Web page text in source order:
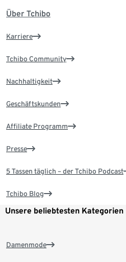
Über Tchibo
Karriere
Tchibo Community
Nachhaltigkeit
Geschäftskunden
Affiliate Programm
Presse
5 Tassen täglich – der Tchibo Podcast
Tchibo Blog
Unsere beliebtesten Kategorien
Damenmode